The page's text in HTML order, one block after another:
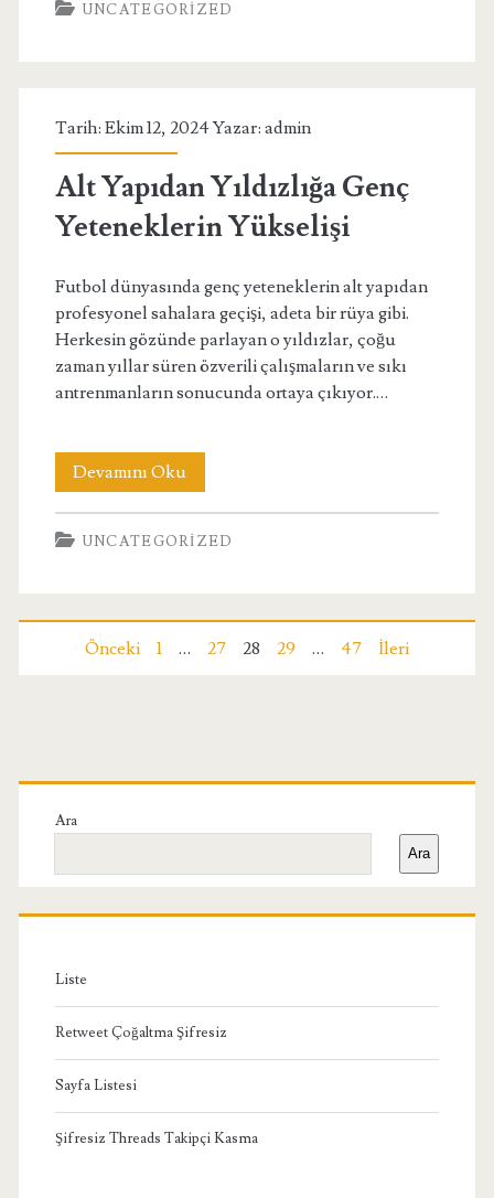
Oyunları
En
İyidir
UNCATEGORIZED
Tarih: Ekim 12, 2024 Yazar: admin
Alt Yapıdan Yıldızlığa Genç
Yeteneklerin Yükselişi
Futbol dünyasında genç yeteneklerin alt yapıdan
profesyonel sahalara geçişi, adeta bir rüya gibi.
Herkesin gözünde parlayan o yıldızlar, çoğu
zaman yıllar süren özverili çalışmaların ve sıkı
antrenmanların sonucunda ortaya çıkıyor.…
Devamını OkuAlt
Yapıdan
Yıldızlığa
UNCATEGORIZED
YazıÖnceki 1 … 27 28 29 … 47 İleri
Birincil
Yan
Menü
Ara
Ara
Liste
Retweet Çoğaltma Şifresiz
Sayfa Listesi
Şifresiz Threads Takipçi Kasma